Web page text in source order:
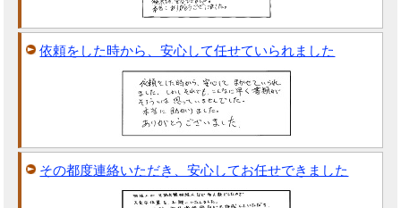
依頼をした時から、安心して任せていられました
その都度連絡いただき、安心してお任せできました